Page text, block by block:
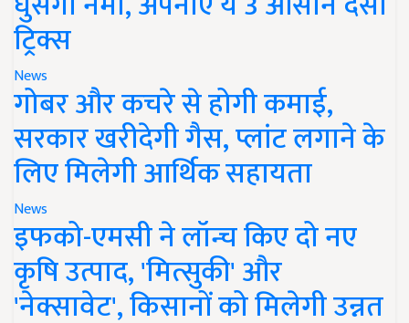
ट्रिक्स
News
गोबर और कचरे से होगी कमाई,
सरकार खरीदेगी गैस, प्लांट लगाने के
लिए मिलेगी आर्थिक सहायता
News
इफको-एमसी ने लॉन्च किए दो नए
कृषि उत्पाद, 'मित्सुकी' और
'नेक्सावेट', किसानों को मिलेगी उन्नत